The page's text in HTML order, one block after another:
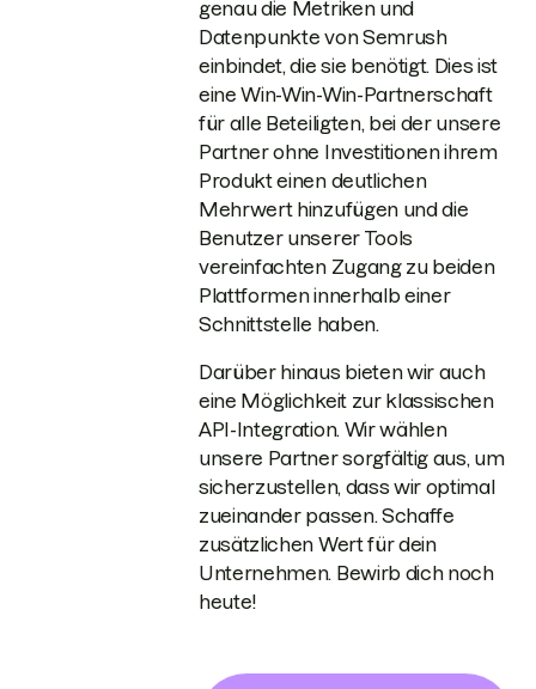
genau die Metriken und
Datenpunkte von Semrush
einbindet, die sie benötigt. Dies ist
eine Win-Win-Win-Partnerschaft
für alle Beteiligten, bei der unsere
Partner ohne Investitionen ihrem
Produkt einen deutlichen
Mehrwert hinzufügen und die
Benutzer unserer Tools
vereinfachten Zugang zu beiden
Plattformen innerhalb einer
Schnittstelle haben.
Darüber hinaus bieten wir auch
eine Möglichkeit zur klassischen
API-Integration. Wir wählen
unsere Partner sorgfältig aus, um
sicherzustellen, dass wir optimal
zueinander passen. Schaffe
zusätzlichen Wert für dein
Unternehmen. Bewirb dich noch
heute!